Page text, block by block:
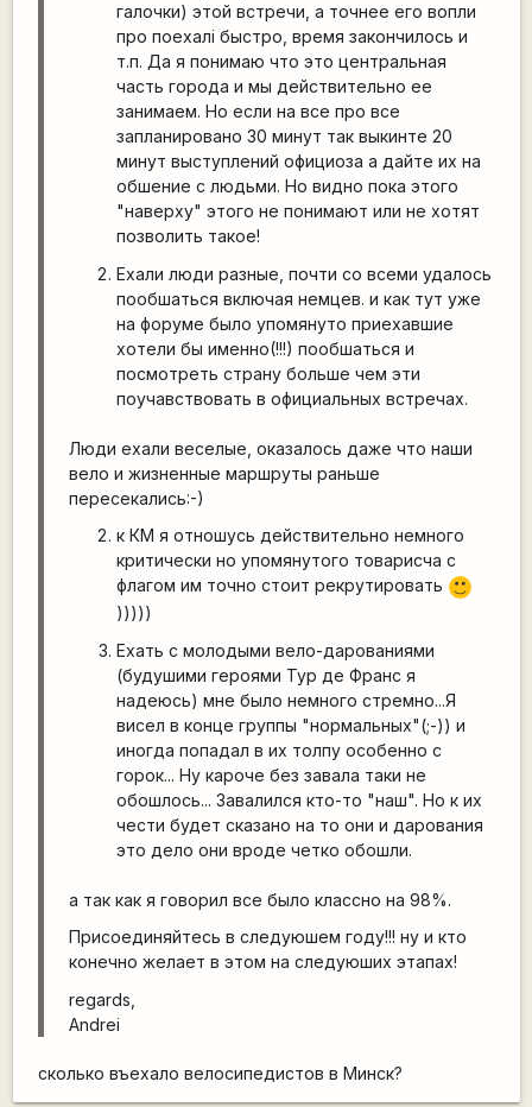
галочки) этой встречи, а точнее его вопли
про поехалі быстро, время закончилось и
т.п. Да я понимаю что это центральная
часть города и мы действительно ее
занимаем. Но если на все про все
запланировано 30 минут так выкинте 20
минут выступлений официоза а дайте их на
обшение с людьми. Но видно пока этого
"наверху" этого не понимают или не хотят
позволить такое!
Ехали люди разные, почти со всеми удалось
пообшаться включая немцев. и как тут уже
на форуме было упомянуто приехавшие
хотели бы именно(!!!) пообшаться и
посмотреть страну больше чем эти
поучавствовать в официальных встречах.
Люди ехали веселые, оказалось даже что наши
вело и жизненные маршруты раньше
пересекались:-)
к КМ я отношусь действительно немного
критически но упомянутого товарисча с
флагом им точно стоит рекрутировать
:)
)))))
Ехать с молодыми вело-дарованиями
(будушими героями Тур де Франс я
надеюсь) мне было немного стремно...Я
висел в конце группы "нормальных"(;-)) и
иногда попадал в их толпу особенно с
горок... Ну кароче без завала таки не
обошлось... Завалился кто-то "наш". Но к их
чести будет сказано на то они и дарования
это дело они вроде четко обошли.
а так как я говорил все было классно на 98%.
Присоединяйтесь в следуюшем году!!! ну и кто
конечно желает в этом на следуюших этапах!
regards,
Andrei
сколько въехало велосипедистов в Минск?